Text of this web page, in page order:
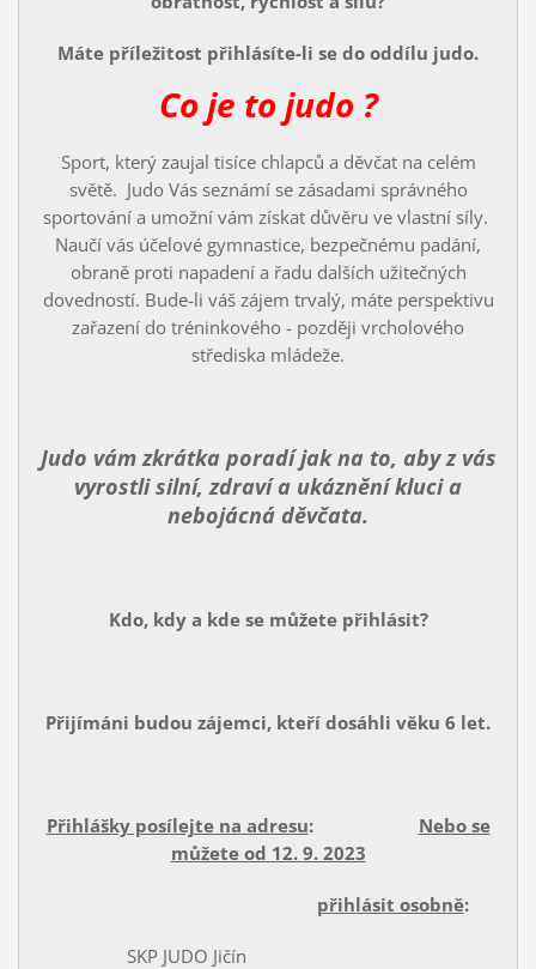
Máte příležitost přihlásíte-li se do oddílu judo.
Co je to judo ?
Sport, který zaujal tisíce chlapců a děvčat na celém
světě. Judo Vás seznámí se zásadami správného
sportování a umožní vám získat důvěru ve vlastní síly.
Naučí vás účelové gymnastice, bezpečnému padání,
obraně proti napadení a řadu dalších užitečných
dovedností. Bude-li váš zájem trvalý, máte perspektivu
zařazení do tréninkového - později vrcholového
střediska mládeže.
Judo vám zkrátka poradí jak na to, aby z vás
vyrostli silní, zdraví a ukáznění kluci a
nebojácná děvčata.
Kdo, kdy a kde se můžete přihlásit?
Přijímáni budou zájemci, kteří dosáhli věku 6 let.
Přihlášky posílejte na adresu: Nebo se
můžete od 12. 9. 2023
přihlásit osobně:
SKP JUDO Jičín